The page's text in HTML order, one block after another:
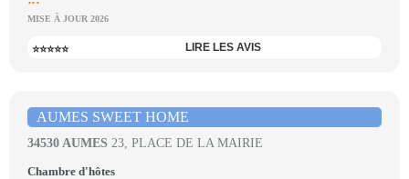
MISE À JOUR 2026
⭐⭐⭐⭐⭐ LIRE LES AVIS
AUMES SWEET HOME
34530 AUMES 23, PLACE DE LA MAIRIE
Chambre d'hôtes